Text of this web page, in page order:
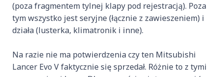
(poza fragmentem tylnej klapy pod rejestracją). Poza
tym wszystko jest seryjne (łącznie z zawieszeniem) i
działa (lusterka, klimatronik i inne).
Na razie nie ma potwierdzenia czy ten Mitsubishi
Lancer Evo V faktycznie się sprzedał. Różnie to z tymi